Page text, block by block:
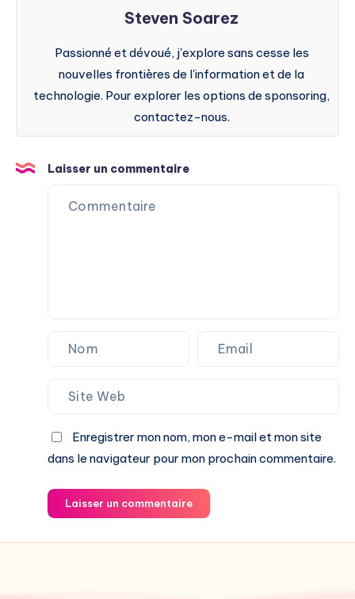
Steven Soarez
Passionné et dévoué, j'explore sans cesse les
nouvelles frontières de l'information et de la
technologie. Pour explorer les options de sponsoring,
contactez-nous.
Laisser un commentaire
Enregistrer mon nom, mon e-mail et mon site
dans le navigateur pour mon prochain commentaire.
Laisser un commentaire